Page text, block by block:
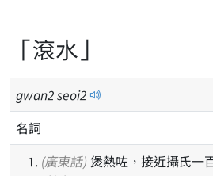
「滾水」
gwan2seoi2
名詞
(廣東話) 煲熱咗，接近攝氏一